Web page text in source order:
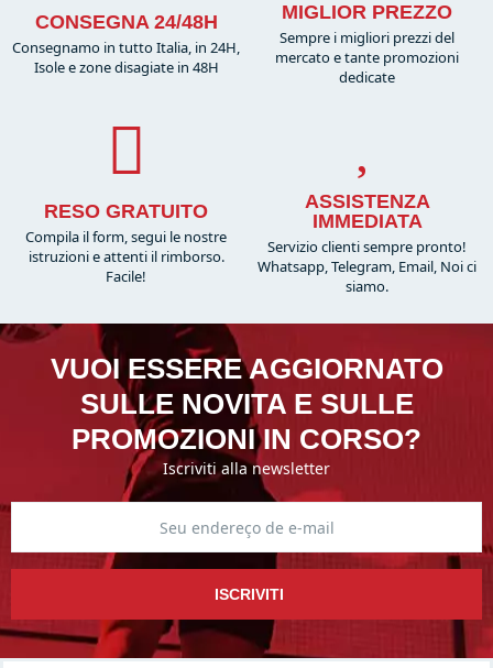
CONSEGNA 24/48H
Consegnamo in tutto Italia, in 24H,
Isole e zone disagiate in 48H
MIGLIOR PREZZO
Sempre i migliori prezzi del
mercato e tante promozioni
dedicate
RESO GRATUITO
Compila il form, segui le nostre
istruzioni e attenti il rimborso.
Facile!
ASSISTENZA
IMMEDIATA
Servizio clienti sempre pronto!
Whatsapp, Telegram, Email, Noi ci
siamo.
VUOI ESSERE AGGIORNATO
SULLE NOVITA E SULLE
PROMOZIONI IN CORSO?
Iscriviti alla newsletter
ISCRIVITI